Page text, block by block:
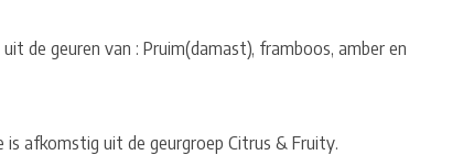
de geuren van : Pruim(damast), framboos, amber en
is afkomstig uit de geurgroep Citrus & Fruity.